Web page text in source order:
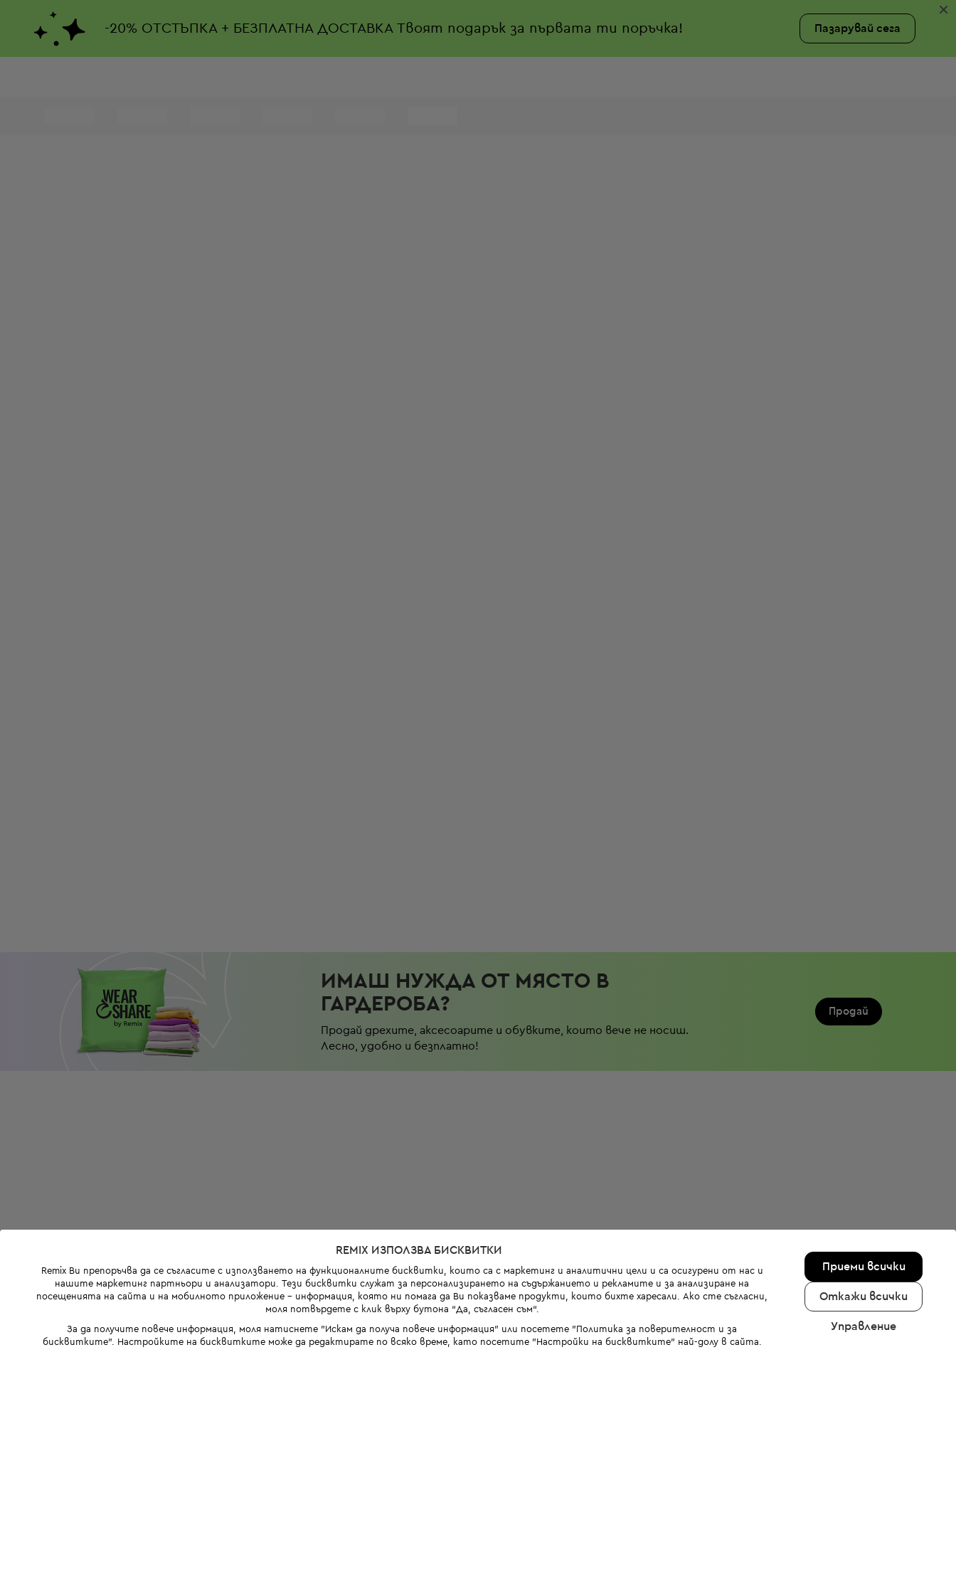
-20% ОТСТЪПКА + БЕЗПЛАТНА ДОСТАВКАТвоят подарък за първата ти поръчка! Пазарувай сега
×
ИМАШ НУЖДА ОТ МЯСТО В
ГАРДЕРОБА?
Продай дрехите, аксесоарите и обувките, които вече не носиш.
Лесно, удобно и безплатно!
Продай
REMIX ИЗПОЛЗВА БИСКВИТКИ
Remix Ви препоръчва да се съгласите с използването на функционалните бисквитки, които са с маркетинг и аналитични цели и са осигурени от нас и
нашите маркетинг партньори и анализатори. Тези бисквитки служат за персонализирането на съдържанието и рекламите и за анализиране на
посещенията на сайта и на мобилното приложение - информация, която ни помага да Ви показваме продукти, които бихте харесали. Ако сте съгласни,
моля потвърдете с клик върху бутона “Да, съгласен съм“.
За да получите повече информация, моля натиснете "Искам да получа повече информация" или посетете "Политика за поверителност и за
бисквитките". Настройките на бисквитките може да редактирате по всяко време, като посетите "Настройки на бисквитките" най-долу в сайта.
Приеми всички
Откажи всички
Управление